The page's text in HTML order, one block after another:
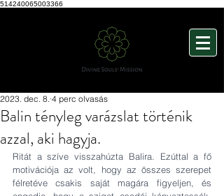
514240065003366
Balin tényleg varázslat történik
azzal, aki hagyja.
2023. dec. 8. 4 perc olvasás
Ritát a szíve visszahúzta Balira. Ezúttal a fő
motivációja az volt, hogy az összes szerepet
félretéve csakis saját magára figyeljen, és